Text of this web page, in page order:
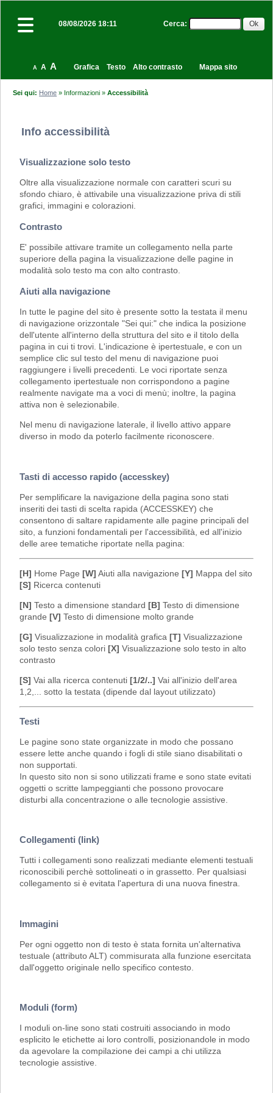
08/08/2026 18:11 Cerca:
A A A Grafica Testo Alto contrasto Mappa sito
Sei qui: Home » Informazioni »Accessibilità
Info accessibilità
Visualizzazione solo testo
Oltre alla visualizzazione normale con caratteri scuri su
sfondo chiaro, è attivabile una visualizzazione priva di stili
grafici, immagini e colorazioni.
Contrasto
E' possibile attivare tramite un collegamento nella parte
superiore della pagina la visualizzazione delle pagine in
modalità solo testo ma con alto contrasto.
Aiuti alla navigazione
In tutte le pagine del sito è presente sotto la testata il menu
di navigazione orizzontale "Sei qui:" che indica la posizione
dell'utente all'interno della struttura del sito e il titolo della
pagina in cui ti trovi. L'indicazione è ipertestuale, e con un
semplice clic sul testo del menu di navigazione puoi
raggiungere i livelli precedenti. Le voci riportate senza
collegamento ipertestuale non corrispondono a pagine
realmente navigate ma a voci di menù; inoltre, la pagina
attiva non è selezionabile.
Nel menu di navigazione laterale, il livello attivo appare
diverso in modo da poterlo facilmente riconoscere.
Tasti di accesso rapido (accesskey)
Per semplificare la navigazione della pagina sono stati
inseriti dei tasti di scelta rapida (ACCESSKEY) che
consentono di saltare rapidamente alle pagine principali del
sito, a funzioni fondamentali per l'accessibilità, ed all'inizio
delle aree tematiche riportate nella pagina:
[H] Home Page [W] Aiuti alla navigazione [Y] Mappa del sito
[S] Ricerca contenuti
[N] Testo a dimensione standard [B] Testo di dimensione
grande [V] Testo di dimensione molto grande
[G] Visualizzazione in modalità grafica [T] Visualizzazione
solo testo senza colori [X] Visualizzazione solo testo in alto
contrasto
[S] Vai alla ricerca contenuti [1/2/..] Vai all'inizio dell'area
1,2,... sotto la testata (dipende dal layout utilizzato)
Testi
Le pagine sono state organizzate in modo che possano
essere lette anche quando i fogli di stile siano disabilitati o
non supportati.
In questo sito non si sono utilizzati frame e sono state evitati
oggetti o scritte lampeggianti che possono provocare
disturbi alla concentrazione o alle tecnologie assistive.
Collegamenti (link)
Tutti i collegamenti sono realizzati mediante elementi testuali
riconoscibili perchè sottolineati o in grassetto. Per qualsiasi
collegamento si è evitata l'apertura di una nuova finestra.
Immagini
Per ogni oggetto non di testo è stata fornita un'alternativa
testuale (attributo ALT) commisurata alla funzione esercitata
dall'oggetto originale nello specifico contesto.
Moduli (form)
I moduli on-line sono stati costruiti associando in modo
esplicito le etichette ai loro controlli, posizionandole in modo
da agevolare la compilazione dei campi a chi utilizza
tecnologie assistive.